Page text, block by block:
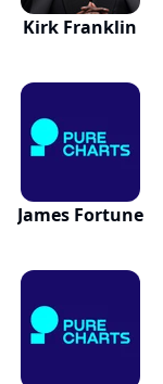
Kirk Franklin
James Fortune